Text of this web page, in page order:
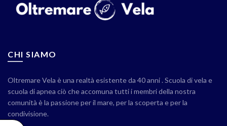
CHI SIAMO
Oltremare Vela è una realtà esistente da 40 anni . Scuola di vela e
scuola di apnea ciò che accomuna tutti i membri della nostra
comunità è la passione per il mare, per la scoperta e per la
condivisione.